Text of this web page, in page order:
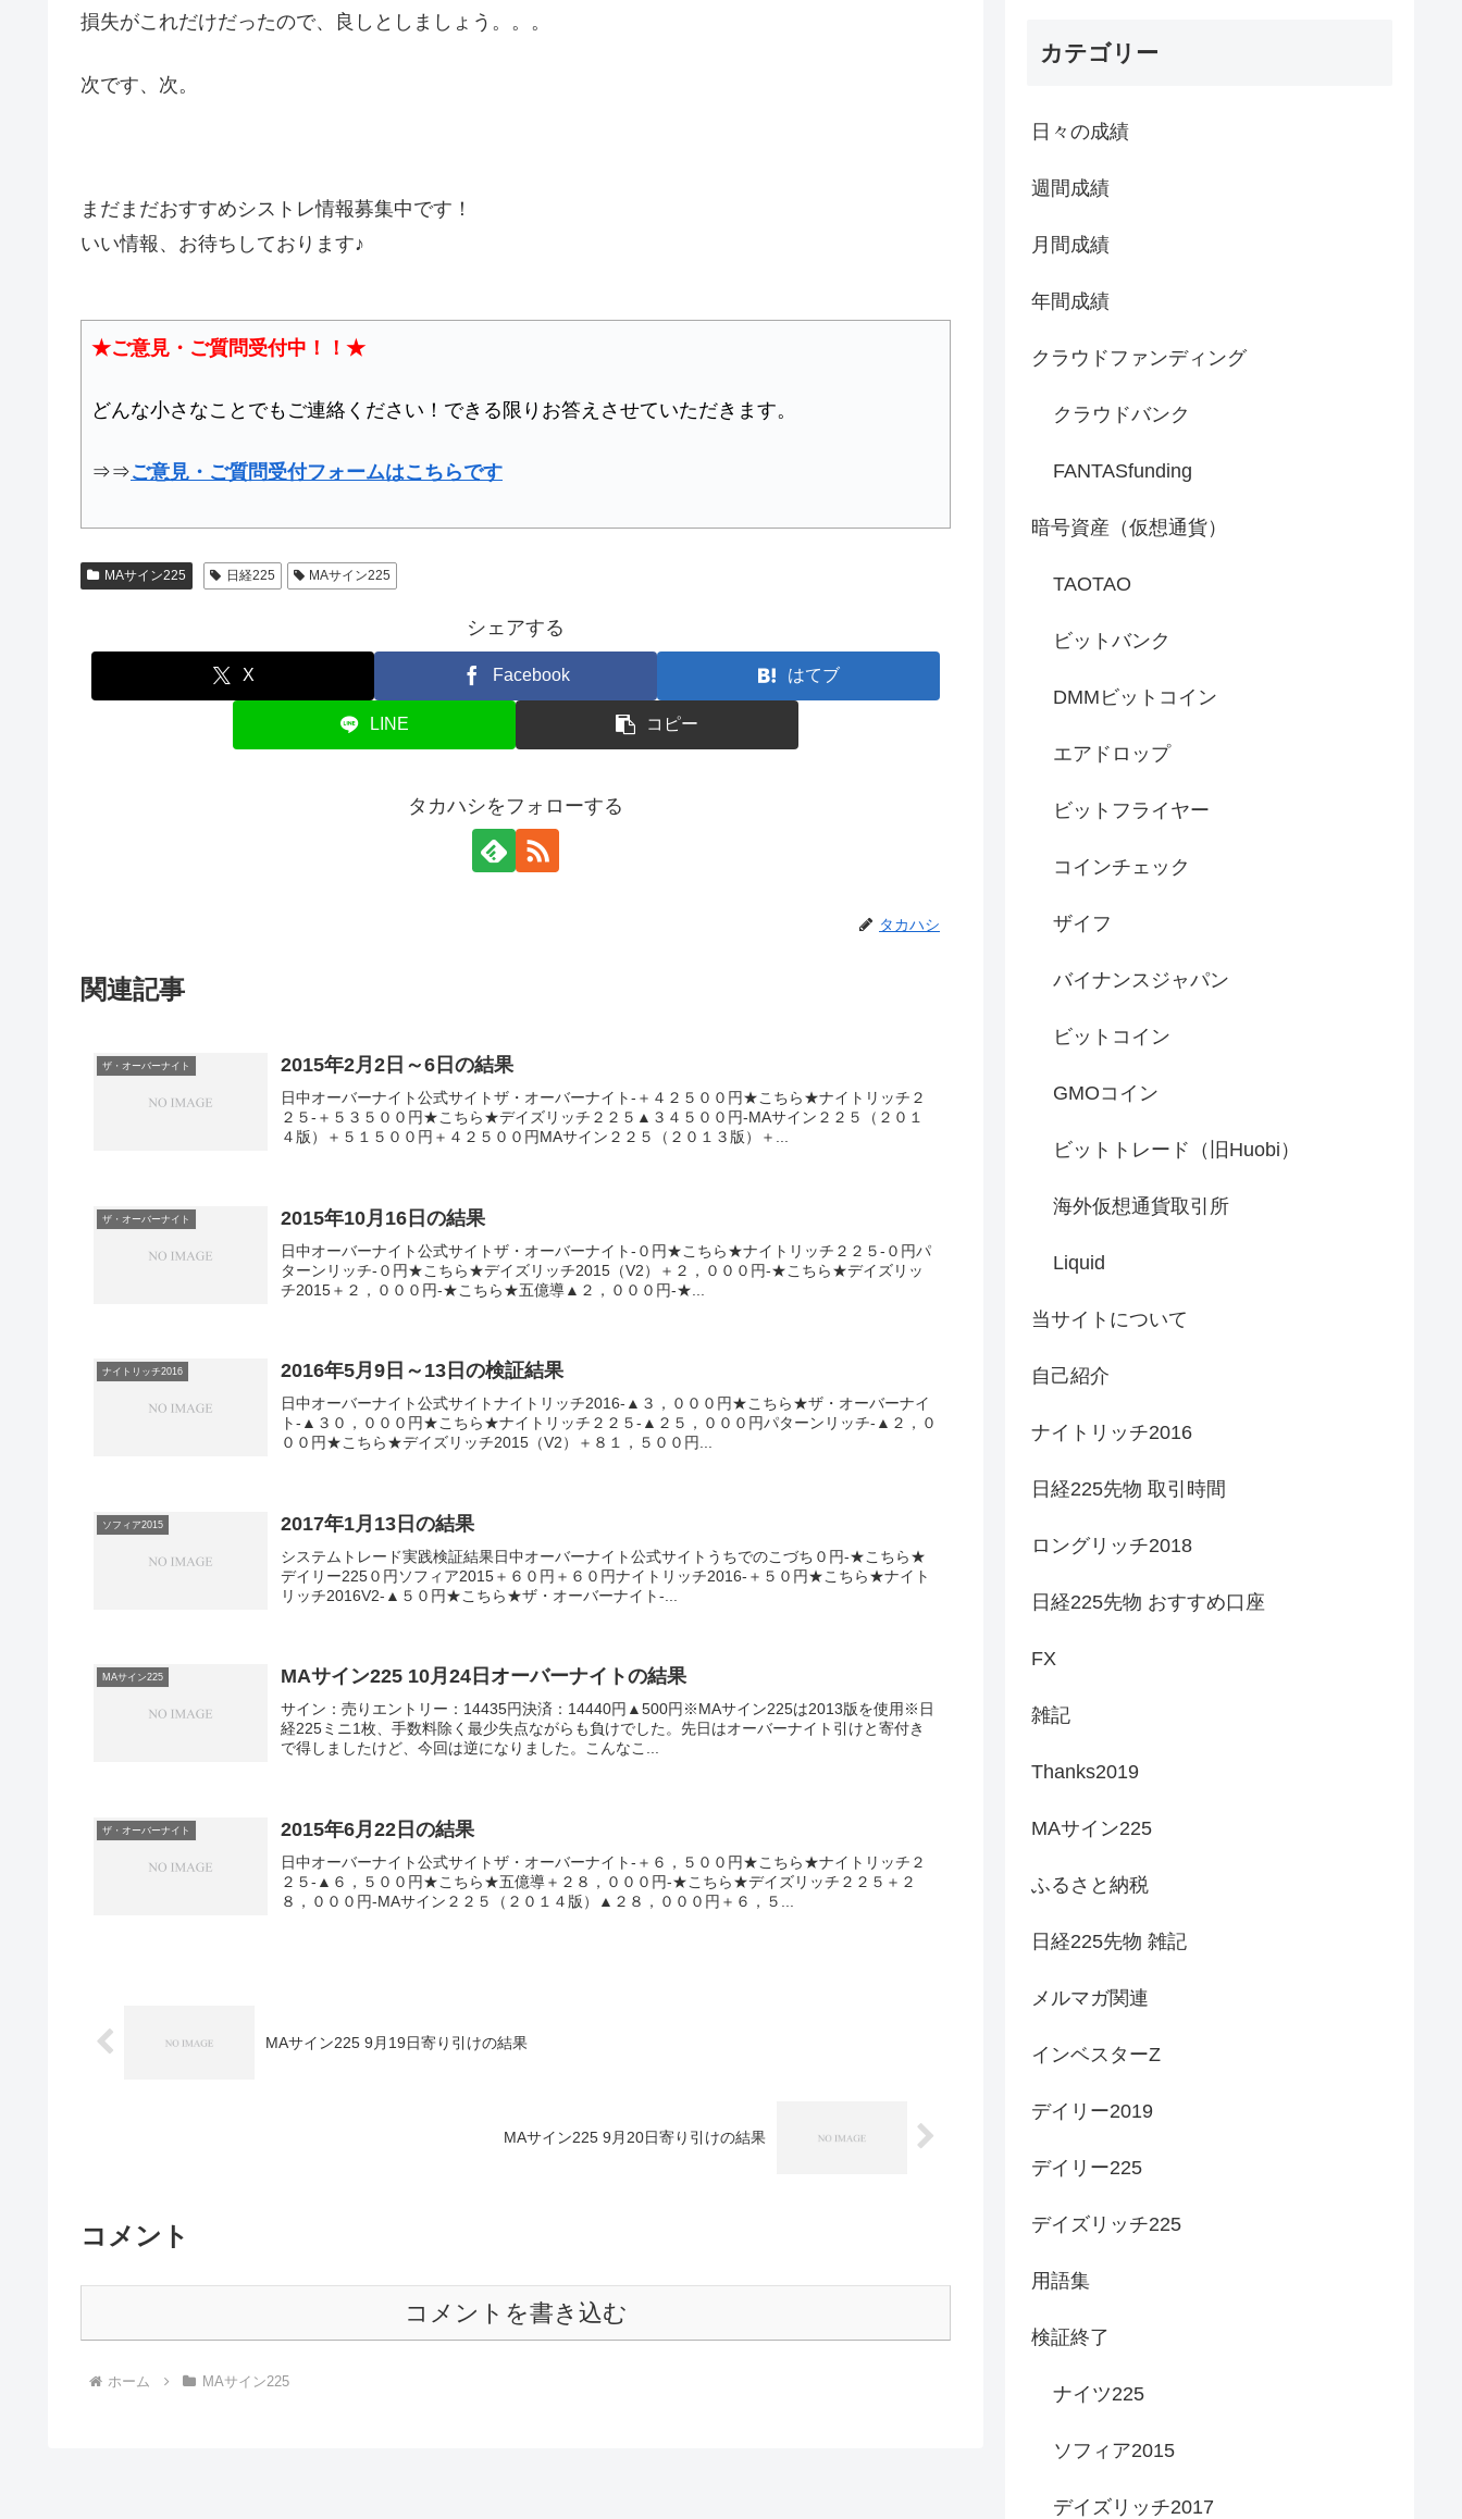
損失がこれだけだったので、良しとしましょう。。。
次です、次。
まだまだおすすめシストレ情報募集中です！
いい情報、お待ちしております♪
★ご意見・ご質問受付中！！★
どんな小さなことでもご連絡ください！できる限りお答えさせていただきます。
⇒⇒ご意見・ご質問受付フォームはこちらです
MAサイン225 日経225 MAサイン225
シェアする
X Facebook はてブ
LINE コピー
タカハシをフォローする
タカハシ
関連記事
ザ・オーバーナイト 2015年2月2日～6日の結果
日中オーバーナイト公式サイトザ・オーバーナイト-＋４２５００円★こちら★ナイトリッチ２
２５-＋５３５００円★こちら★デイズリッチ２２５▲３４５００円-MAサイン２２５（２０１
４版）＋５１５００円＋４２５００円MAサイン２２５（２０１３版）＋...
ザ・オーバーナイト 2015年10月16日の結果
日中オーバーナイト公式サイトザ・オーバーナイト-０円★こちら★ナイトリッチ２２５-０円パ
ターンリッチ-０円★こちら★デイズリッチ2015（V2）＋２，０００円-★こちら★デイズリッ
チ2015＋２，０００円-★こちら★五億導▲２，０００円-★...
ナイトリッチ2016 2016年5月9日～13日の検証結果
日中オーバーナイト公式サイトナイトリッチ2016-▲３，０００円★こちら★ザ・オーバーナイ
ト-▲３０，０００円★こちら★ナイトリッチ２２５-▲２５，０００円パターンリッチ-▲２，０
００円★こちら★デイズリッチ2015（V2）＋８１，５００円...
ソフィア2015 2017年1月13日の結果
システムトレード実践検証結果日中オーバーナイト公式サイトうちでのこづち０円-★こちら★
デイリー225０円ソフィア2015＋６０円＋６０円ナイトリッチ2016-＋５０円★こちら★ナイト
リッチ2016V2-▲５０円★こちら★ザ・オーバーナイト-...
MAサイン225 MAサイン225 10月24日オーバーナイトの結果
サイン：売りエントリー：14435円決済：14440円▲500円※MAサイン225は2013版を使用※日
経225ミニ1枚、手数料除く最少失点ながらも負けでした。先日はオーバーナイト引けと寄付き
で得しましたけど、今回は逆になりました。こんなこ...
ザ・オーバーナイト 2015年6月22日の結果
日中オーバーナイト公式サイトザ・オーバーナイト-＋６，５００円★こちら★ナイトリッチ２
２５-▲６，５００円★こちら★五億導＋２８，０００円-★こちら★デイズリッチ２２５＋２
８，０００円-MAサイン２２５（２０１４版）▲２８，０００円＋６，５...
MAサイン225 9月19日寄り引けの結果
MAサイン225 9月20日寄り引けの結果
コメント
コメントを書き込む
ホーム MAサイン225
カテゴリー
日々の成績
週間成績
月間成績
年間成績
クラウドファンディング
クラウドバンク
FANTASfunding
暗号資産（仮想通貨）
TAOTAO
ビットバンク
DMMビットコイン
エアドロップ
ビットフライヤー
コインチェック
ザイフ
バイナンスジャパン
ビットコイン
GMOコイン
ビットトレード（旧Huobi）
海外仮想通貨取引所
Liquid
当サイトについて
自己紹介
ナイトリッチ2016
日経225先物 取引時間
ロングリッチ2018
日経225先物 おすすめ口座
FX
雑記
Thanks2019
MAサイン225
ふるさと納税
日経225先物 雑記
メルマガ関連
インベスターZ
デイリー2019
デイリー225
デイズリッチ225
用語集
検証終了
ナイツ225
ソフィア2015
デイズリッチ2017